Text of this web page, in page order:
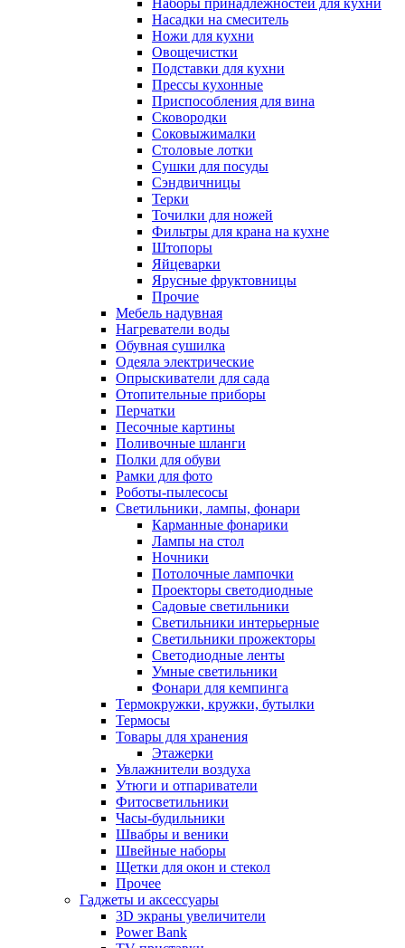
Наборы принадлежностей для кухни
Насадки на смеситель
Ножи для кухни
Овощечистки
Подставки для кухни
Прессы кухонные
Приспособления для вина
Сковородки
Соковыжималки
Столовые лотки
Сушки для посуды
Сэндвичницы
Терки
Точилки для ножей
Фильтры для крана на кухне
Штопоры
Яйцеварки
Ярусные фруктовницы
Прочие
Мебель надувная
Нагреватели воды
Обувная сушилка
Одеяла электрические
Опрыскиватели для сада
Отопительные приборы
Перчатки
Песочные картины
Поливочные шланги
Полки для обуви
Рамки для фото
Роботы-пылесосы
Светильники, лампы, фонари
Карманные фонарики
Лампы на стол
Ночники
Потолочные лампочки
Проекторы светодиодные
Садовые светильники
Светильники интерьерные
Светильники прожекторы
Светодиодные ленты
Умные светильники
Фонари для кемпинга
Термокружки, кружки, бутылки
Термосы
Товары для хранения
Этажерки
Увлажнители воздуха
Утюги и отпариватели
Фитосветильники
Часы-будильники
Швабры и веники
Швейные наборы
Щетки для окон и стекол
Прочее
Гаджеты и аксессуары
3D экраны увеличители
Power Bank